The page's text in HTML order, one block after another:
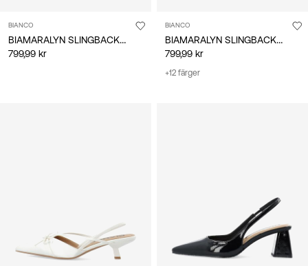
BIANCO
BIAMARALYN SLINGBACKSKOR
799,99 kr
BIANCO
BIAMARALYN SLINGBACKSKOR
799,99 kr
+12 färger